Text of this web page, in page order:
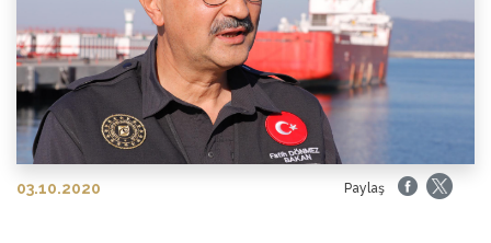
03.10.2020 Paylaş